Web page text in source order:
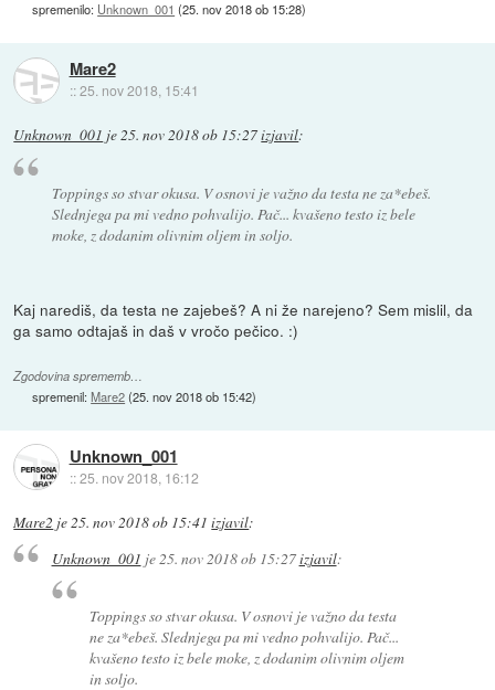
spremenilo: Unknown_001 (25. nov 2018 ob 15:28)
Mare2
::25. nov 2018, 15:41
Unknown_001 je25. nov 2018 ob 15:27izjavil:
Toppings so stvar okusa. V osnovi je važno da testa ne za*ebeš.
Slednjega pa mi vedno pohvalijo. Pač... kvašeno testo iz bele
moke, z dodanim olivnim oljem in soljo.
Kaj narediš, da testa ne zajebeš? A ni že narejeno? Sem mislil, da
ga samo odtajaš in daš v vročo pečico. :)
Zgodovina sprememb…
spremenil:Mare2(25. nov 2018 ob 15:42)
Unknown_001
::25. nov 2018, 16:12
Mare2 je 25. nov 2018 ob 15:41 izjavil:
Unknown_001 je25. nov 2018 ob 15:27izjavil:
Toppings so stvar okusa. V osnovi je važno da testa
ne za*ebeš. Slednjega pa mi vedno pohvalijo. Pač...
kvašeno testo iz bele moke, z dodanim olivnim oljem
in soljo.